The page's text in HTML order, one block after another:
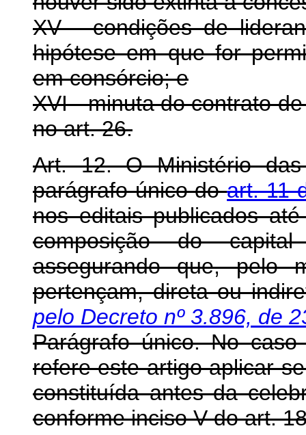
XV - condições de
hipótese em que for
em consórcio; e
XVI - minuta do contrato
no art. 26.
Art. 12. O Ministério
parágrafo único doart. 11
nos editais publicados
composição do
assegurando que, pelo
pertençam, direta ou
pelo Decreto nº 3.896, de
Parágrafo único. No
refere este artigo aplicar-
constituída antes da
conforme inciso V do art.